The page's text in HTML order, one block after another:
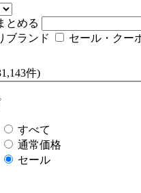
とめる
ブランド
セール・クー
件)
すべて
通常価格
セール